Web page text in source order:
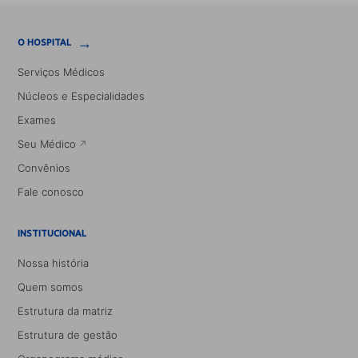
O HOSPITAL →
Serviços Médicos
Núcleos e Especialidades
Exames
Seu Médico
Convênios
Fale conosco
INSTITUCIONAL
Nossa história
Quem somos
Estrutura da matriz
Estrutura de gestão